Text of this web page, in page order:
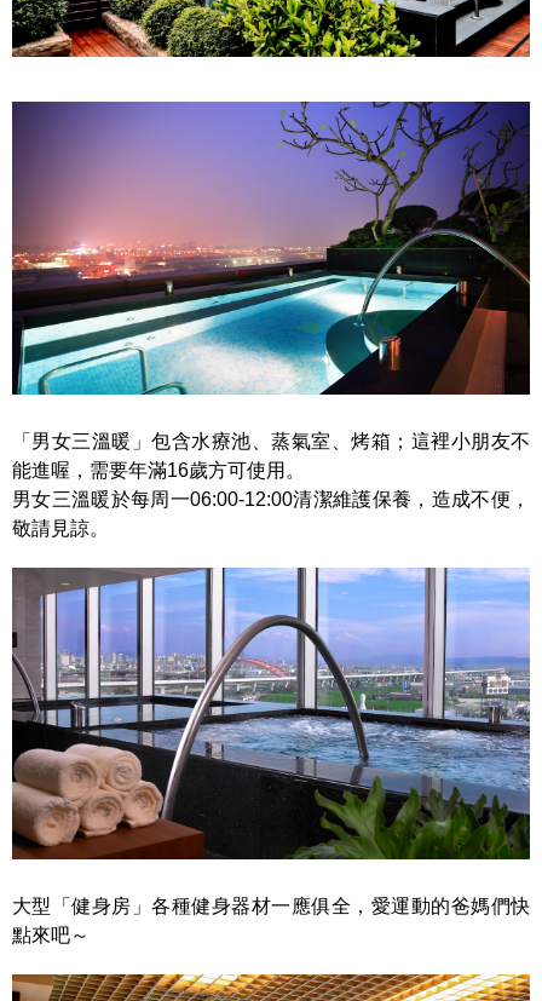
「男女三溫暖」包含水療池、蒸氣室、烤箱；這裡小朋友不
能進喔，需要年滿16歲方可使用。
男女三溫暖於每周一06:00-12:00清潔維護保養，造成不便，
敬請見諒。
大型「健身房」各種健身器材一應俱全，愛運動的爸媽們快
點來吧～